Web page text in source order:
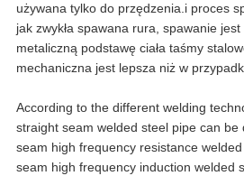
używana tylko do przędzenia.i proces
jak zwykła spawana rura, spawanie
metaliczną podstawę ciała taśmy
mechaniczna jest lepsza niż w
According to the different welding
straight seam welded steel pipe can be
seam high frequency resistance
seam high frequency induction welded